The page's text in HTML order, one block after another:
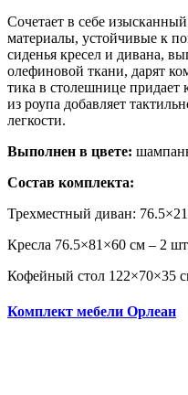
Сочетает в себе
материалы, устойчивые к
сиденья кресел и дивана,
олефиновой ткани, дарят
тика в столешнице придает
из роупа добавляет
легкости.
Выполнен в цвете:
Состав комплекта:
Трехместный диван:
Кресла 76.5×81×60 см – 2
Кофейный стол 122×70×35
Комплект мебели Орлеан